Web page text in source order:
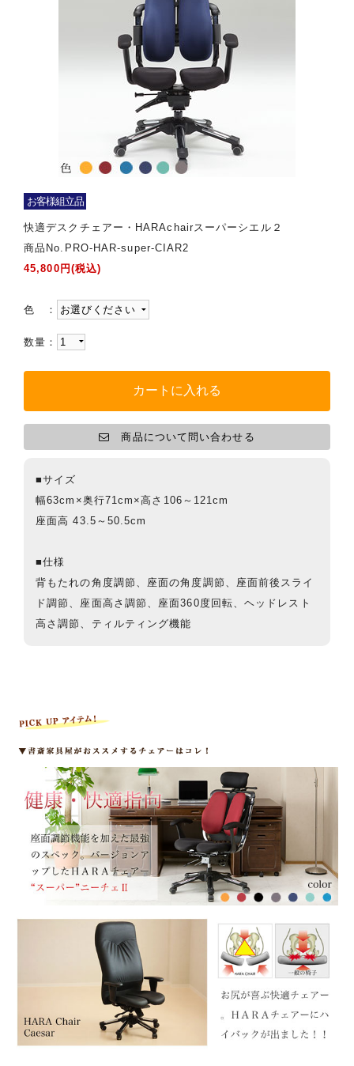
お客様組立品
快適デスクチェアー・HARAchairスーパーシエル２
商品No.PRO-HAR-super-CIAR2
45,800円(税込)
色 ：
数量：
商品について問い合わせる
■サイズ
幅63cm×奥行71cm×高さ106～121cm
座面高 43.5～50.5cm
■仕様
背もたれの角度調節、座面の角度調節、座面前後スライ
ド調節、座面高さ調節、座面360度回転、ヘッドレスト
高さ調節、ティルティング機能